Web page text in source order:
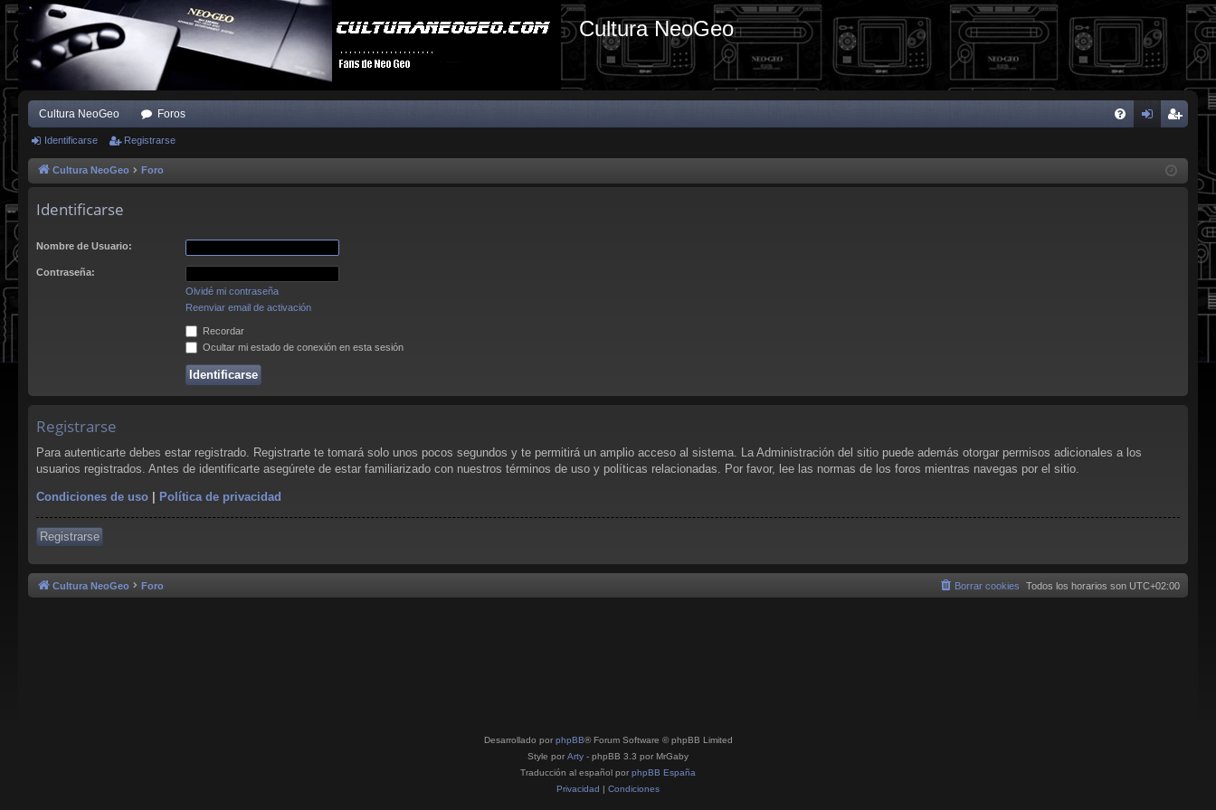
Cultura NeoGeo
Cultura NeoGeo Foros
ist
Identificarse Registrarse
Cultura NeoGeo Foro
Identificarse
Nombre de Usuario:
Contraseña:
Olvidé mi contraseña
Reenviar email de activación
Recordar
Ocultar mi estado de conexión en esta sesión
Registrarse
Para autenticarte debes estar registrado. Registrarte te tomará solo unos pocos segundos y te permitirá un amplio acceso al sistema. La Administración del sitio puede además otorgar permisos adicionales a los
usuarios registrados. Antes de identificarte asegúrete de estar familiarizado con nuestros términos de uso y políticas relacionadas. Por favor, lee las normas de los foros mientras navegas por el sitio.
Condiciones de uso | Política de privacidad
Registrarse
Cultura NeoGeo Foro Todos los horarios son UTC+02:00
Borrar cookies
Desarrollado por phpBB® Forum Software © phpBB Limited
Style por Arty - phpBB 3.3 por MrGaby
Traducción al español por phpBB España
Privacidad | Condiciones